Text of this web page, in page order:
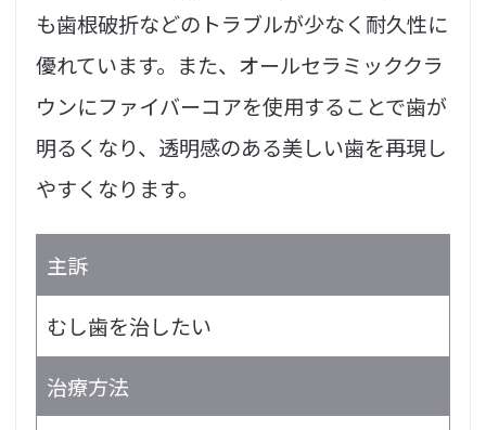
も歯根破折などのトラブルが少なく耐久性に
優れています。また、オールセラミッククラ
ウンにファイバーコアを使用することで歯が
明るくなり、透明感のある美しい歯を再現し
やすくなります。
主訴
むし歯を治したい
治療方法